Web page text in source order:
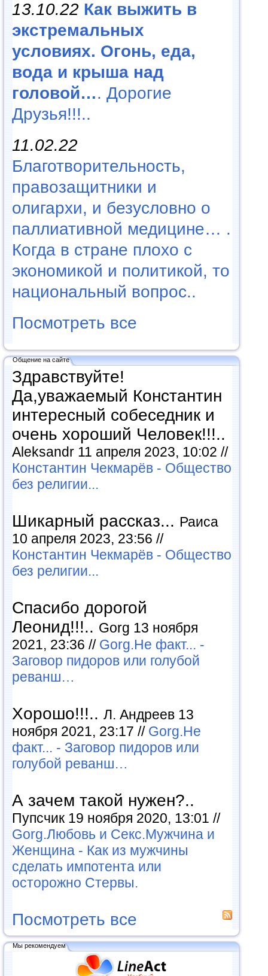
13.10.22 Как выжить в
экстремальных
условиях. Огонь, еда,
вода и крыша над
головой…. Дорогие
Друзья!!!..
11.02.22
Благотворительность,
правозащитники и
олигархи, и безусловно о
паллиативной медицине… .
Когда в стране плохо с
экономикой и политикой, то
национальный вопрос..
Посмотреть все
Общение на сайте
Здравствуйте!
Да,уважаемый Константин
интересный собеседник и
очень хороший Человек!!!..
Aleksandr 11 апреля 2023, 10:02 //
Константин Чекмарёв - Общество
без религии...
Шикарный рассказ... Раиса
10 апреля 2023, 23:56 //
Константин Чекмарёв - Общество
без религии...
Спасибо дорогой
Леонид!!!.. Gorg 13 ноября
2021, 23:36 // Gorg.Не факт... -
Заговор пидоров или голубой
реванш…
Хорошо!!!.. Л. Андреев 13
ноября 2021, 23:17 // Gorg.Не
факт... - Заговор пидоров или
голубой реванш…
А зачем такой нужен?..
Пупсчик 19 ноября 2020, 13:01 //
Gorg.Любовь и Секс.Мужчина и
Женщина - Как из мужчины
сделать импотента или
осторожно Стервы.
Посмотреть все
Мы рекомендуем